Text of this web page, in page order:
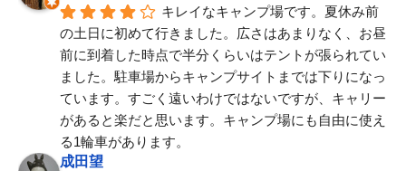
キレイなキャンプ場です。夏休み前
の土日に初めて行きました。広さはあまりなく、お昼
前に到着した時点で半分くらいはテントが張られてい
ました。駐車場からキャンプサイトまでは下りになっ
ています。すごく遠いわけではないですが、キャリー
があると楽だと思います。キャンプ場にも自由に使え
る1輪車があります。
成田望